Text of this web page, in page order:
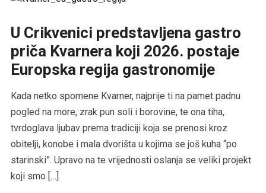
U Crikvenici predstavljena gastro
priča Kvarnera koji 2026. postaje
Europska regija gastronomije
Kada netko spomene Kvarner, najprije ti na pamet padnu
pogled na more, zrak pun soli i borovine, te ona tiha,
tvrdoglava ljubav prema tradiciji koja se prenosi kroz
obitelji, konobe i mala dvorišta u kojima se još kuha “po
starinski”. Upravo na te vrijednosti oslanja se veliki projekt
koji smo […]